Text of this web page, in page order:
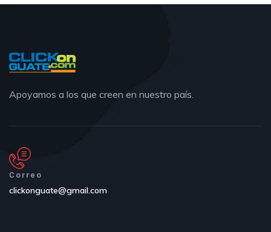
Apoyamos a los que creen en nuestro país.
Correo
clickonguate@gmail.com